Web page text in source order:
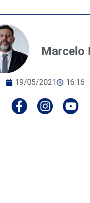
Marcelo
19/05/2021 16:16